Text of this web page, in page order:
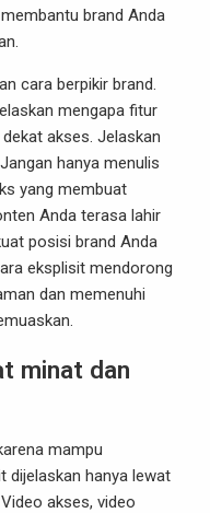
brand Anda
cara berpikir brand.
mengapa fitur
akses. Jelaskan
hanya menulis
yang membuat
Anda terasa lahir
posisi brand Anda
eksplisit mendorong
dan memenuhi
minat dan
mampu
dijelaskan hanya lewat
akses, video